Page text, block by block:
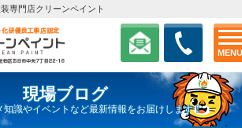
MENU
専門店クリーンペイント
現場ブログ
知識やイベントなど最新情報をお届けします！